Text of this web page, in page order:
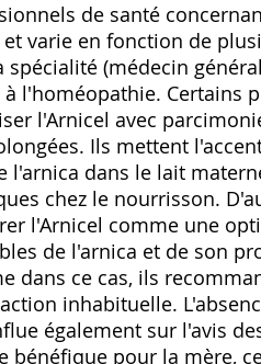
de santé
varie en fonction de
spécialité (médecin
l'homéopathie. Certains
l'Arnicel avec
Ils mettent
l'arnica dans le lait
chez le nourrisson.
l'Arnicel comme une
de l'arnica et de son
dans ce cas, ils
inhabituelle.
également sur l'avis
bénéfique pour la mère,